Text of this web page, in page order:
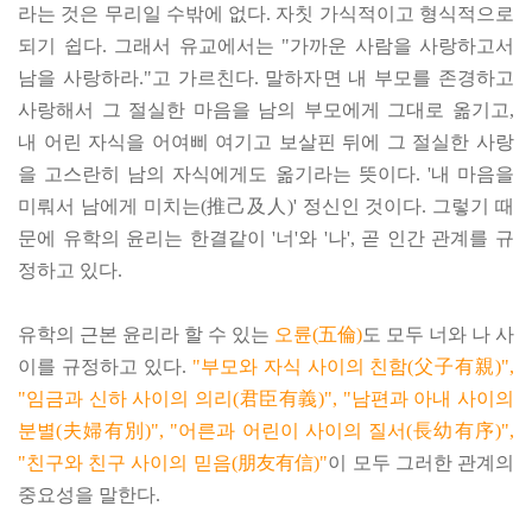
라는 것은 무리일 수밖에 없다. 자칫 가식적이고 형식적으로
되기 쉽다. 그래서 유교에서는 "가까운 사람을 사랑하고서
남을 사랑하라."고 가르친다. 말하자면 내 부모를 존경하고
사랑해서 그 절실한 마음을 남의 부모에게 그대로 옮기고,
내 어린 자식을 어여삐 여기고 보살핀 뒤에 그 절실한 사랑
을 고스란히 남의 자식에게도 옮기라는 뜻이다. '내 마음을
미뤄서 남에게 미치는(推己及人)' 정신인 것이다. 그렇기 때
문에 유학의 윤리는 한결같이 '너'와 '나', 곧 인간 관계를 규
정하고 있다.
유학의 근본 윤리라 할 수 있는 오륜(五倫)도 모두 너와 나 사
이를 규정하고 있다. "부모와 자식 사이의 친함(父子有親)",
"임금과 신하 사이의 의리(君臣有義)", "남편과 아내 사이의
분별(夫婦有別)", "어른과 어린이 사이의 질서(長幼有序)",
"친구와 친구 사이의 믿음(朋友有信)"이 모두 그러한 관계의
중요성을 말한다.